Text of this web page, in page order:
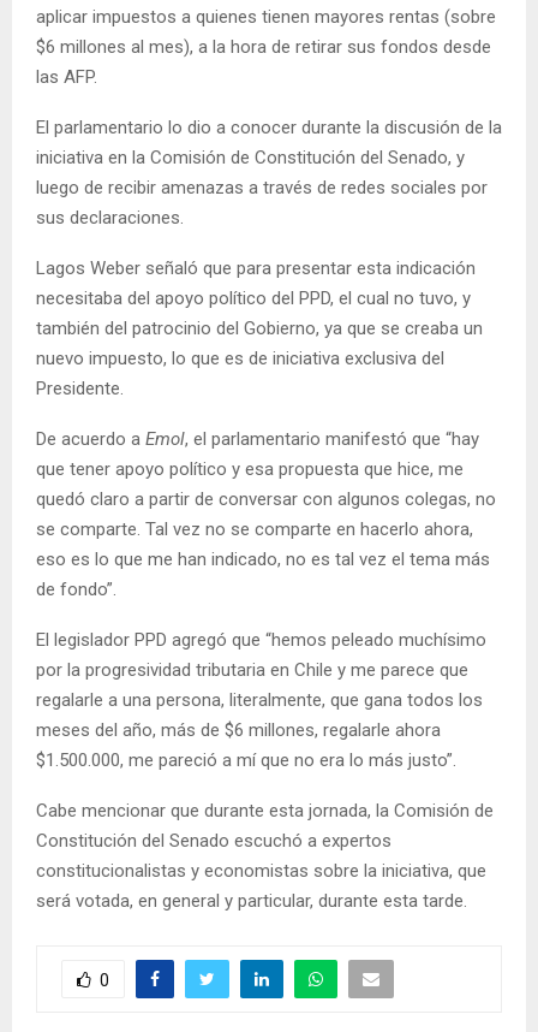
aplicar impuestos a quienes tienen mayores rentas (sobre
$6 millones al mes), a la hora de retirar sus fondos desde
las AFP.
El parlamentario lo dio a conocer durante la discusión de la
iniciativa en la Comisión de Constitución del Senado, y
luego de recibir amenazas a través de redes sociales por
sus declaraciones.
Lagos Weber señaló que para presentar esta indicación
necesitaba del apoyo político del PPD, el cual no tuvo, y
también del patrocinio del Gobierno, ya que se creaba un
nuevo impuesto, lo que es de iniciativa exclusiva del
Presidente.
De acuerdo a Emol, el parlamentario manifestó que “hay
que tener apoyo político y esa propuesta que hice, me
quedó claro a partir de conversar con algunos colegas, no
se comparte. Tal vez no se comparte en hacerlo ahora,
eso es lo que me han indicado, no es tal vez el tema más
de fondo”.
El legislador PPD agregó que “hemos peleado muchísimo
por la progresividad tributaria en Chile y me parece que
regalarle a una persona, literalmente, que gana todos los
meses del año, más de $6 millones, regalarle ahora
$1.500.000, me pareció a mí que no era lo más justo”.
Cabe mencionar que durante esta jornada, la Comisión de
Constitución del Senado escuchó a expertos
constitucionalistas y economistas sobre la iniciativa, que
será votada, en general y particular, durante esta tarde.
0